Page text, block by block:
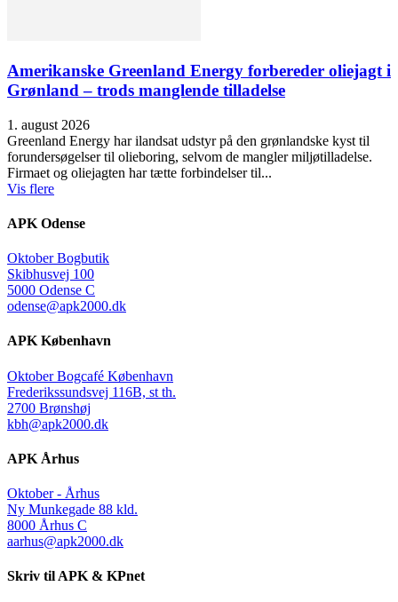
Amerikanske Greenland Energy forbereder oliejagt i
Grønland – trods manglende tilladelse
1. august 2026
Greenland Energy har ilandsat udstyr på den grønlandske kyst til
forundersøgelser til olieboring, selvom de mangler miljøtilladelse.
Firmaet og oliejagten har tætte forbindelser til...
Vis flere
APK Odense
Oktober Bogbutik
Skibhusvej 100
5000 Odense C
odense@apk2000.dk
APK København
Oktober Bogcafé København
Frederikssundsvej 116B, st th.
2700 Brønshøj
kbh@apk2000.dk
APK Århus
Oktober - Århus
Ny Munkegade 88 kld.
8000 Århus C
aarhus@apk2000.dk
Skriv til APK & KPnet